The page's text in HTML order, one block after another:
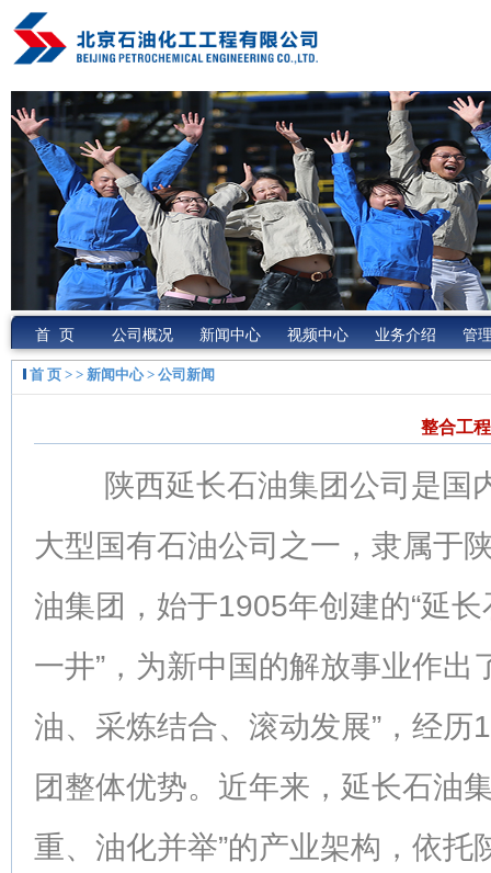
首 页 公司概况 新闻中心 视频中心 业务介绍 管
首 页 > > 新闻中心 > 公司新闻
整合工
陕西延长石油集团公司是国内
大型国有石油公司之一，隶属于
油集团，始于1905年创建的“延
一井”，为新中国的解放事业作
油、采炼结合、滚动发展”，经
团整体优势。近年来，延长石油
重、油化并举”的产业架构，依托